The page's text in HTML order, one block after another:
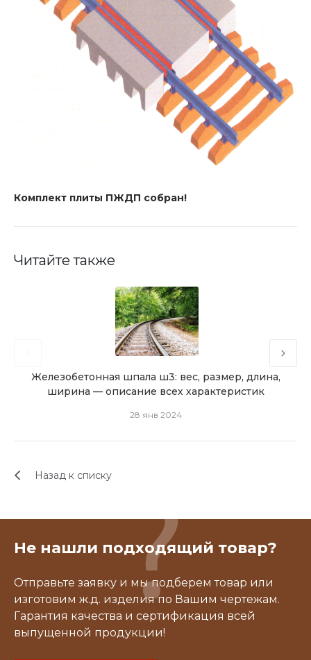
Комплект плиты ПЖДП собран!
Читайте также
Железобетонная шпала ш3: вес, размер, длина,
ширина — описание всех характеристик
28 янв 2024
Назад к списку
Не нашли подходящий товар?
Отправьте заявку и мы подберем товар или
изготовим ж.д. изделия по Вашим чертежам.
Гарантия качества и сертификация всей
выпущенной продукции!